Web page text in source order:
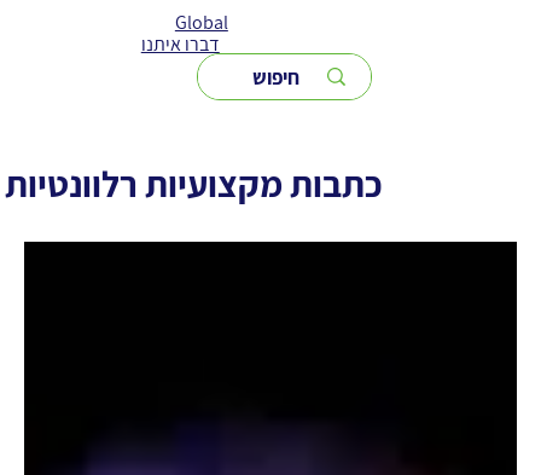
Global
דברו איתנו
כתבות מקצועיות רלוונטיות